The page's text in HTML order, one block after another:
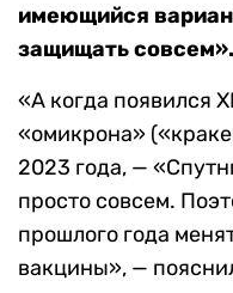
имеющийся
защищать совсем».
«А когда появился
«омикрона»
2023 года, —
просто совсем.
прошлого года
вакцины», —